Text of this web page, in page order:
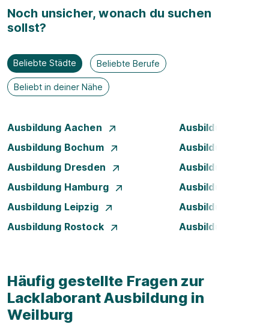
Noch unsicher, wonach du suchen
sollst?
Beliebte Städte Beliebte Berufe
Beliebt in deiner Nähe
Ausbildung Aachen
Ausbildung
Ausbildung Bochum
Ausbildung Bonn
Ausbildung Dresden
Ausbildung
Ausbildung Hamburg
Ausbildung
Ausbildung Leipzig
Ausbildung
Ausbildung Rostock
Ausbildung
Häufig gestellte Fragen zur
Lacklaborant Ausbildung in
Weilburg